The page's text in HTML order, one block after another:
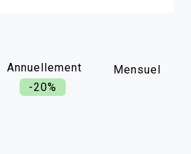
Annuellement
-20%
Mensuel